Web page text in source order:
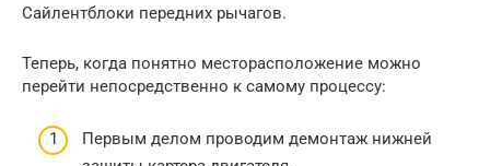
Сайлентблоки передних рычагов.
Теперь, когда понятно месторасположение можно
перейти непосредственно к самому процессу:
Первым делом проводим демонтаж нижней